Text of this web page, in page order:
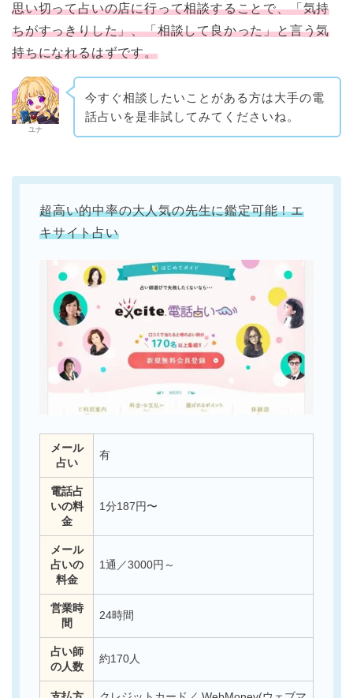
思い切って占いの店に行って相談することで、「気持
ちがすっきりした」、「相談して良かった」と言う気
持ちになれるはずです。
ユナ
今すぐ相談したいことがある方は大手の電
話占いを是非試してみてくださいね。
超高い的中率の大人気の先生に鑑定可能！エ
キサイト占い
メール
占い
有
電話占
いの料
金
1分187円〜
メール
占いの
料金
1通／3000円～
営業時
間
24時間
占い師
の人数
約170人